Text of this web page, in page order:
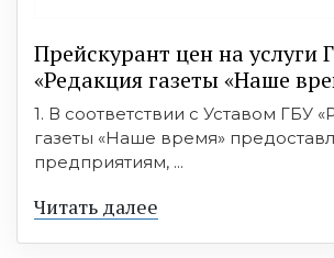
Прейскурант цен на услуги
«Редакция газеты «Наше
1. В соответствии с Уставом ГБУ
газеты «Наше время»
предприятиям, ...
Читать далее